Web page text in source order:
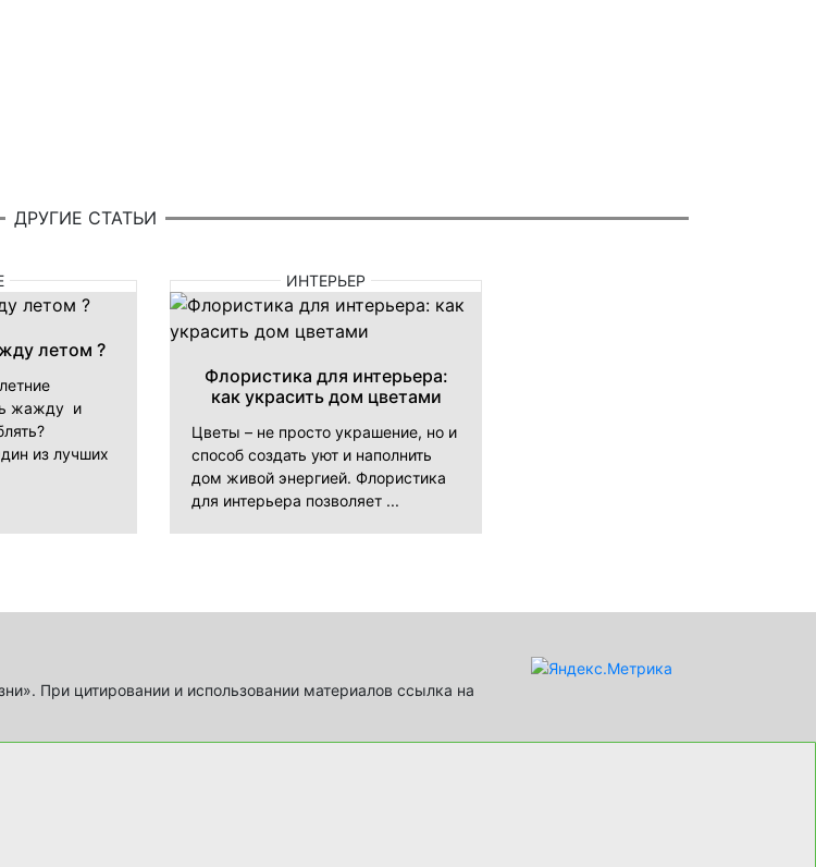
ДРУГИЕ СТАТЬИ
летом ?
жажду и
из лучших
ИНТЕРЬЕР
Флористика для интерьера:
как украсить дом цветами
Цветы – не просто украшение, но и
способ создать уют и наполнить
дом живой энергией. Флористика
для интерьера позволяет ...
При цитировании и использовании материалов ссылка на